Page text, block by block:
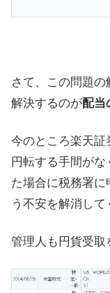
さて、この問題
解決するのが配当
今のところ楽天証
円転する手間が
た場合に税務署
う不安を解消して
管理人も円貨受取